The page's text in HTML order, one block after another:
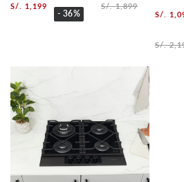
S/. 1,199
- 36%
S/. 1,899
S/.
S/.